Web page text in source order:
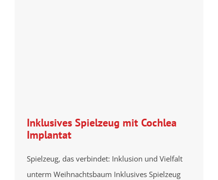
Inklusives Spielzeug mit Cochlea
Implantat
Spielzeug, das verbindet: Inklusion und Vielfalt
unterm Weihnachtsbaum Inklusives Spielzeug